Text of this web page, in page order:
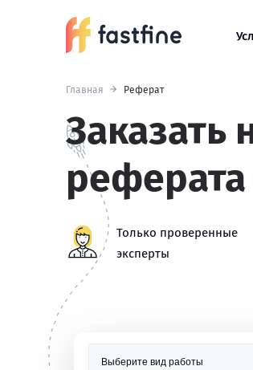
Главная Реферат
Заказать
Только проверенные
эксперты